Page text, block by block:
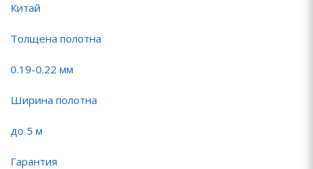
Китай
Толщена полотна
0.19-0.22 мм
Ширина полотна
до 5 м
Гарантия